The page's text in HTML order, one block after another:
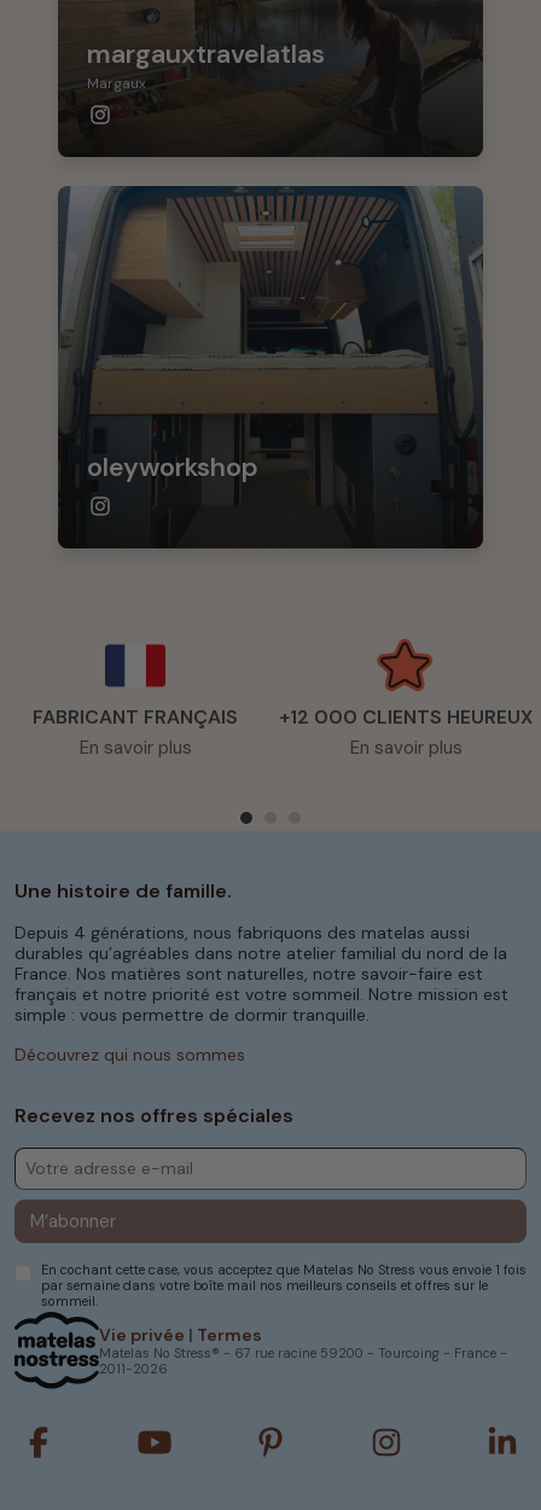
margauxtravelatlas
Margaux
oleyworkshop
FABRICANT FRANÇAIS
En savoir plus
+12 000 CLIENTS HEUREUX
En savoir plus
Vie privée | Termes
Matelas No Stress® - 67 rue racine 59200 - Tourcoing - France -
2011-2026
Une histoire de famille.
Depuis 4 générations, nous fabriquons des matelas aussi
durables qu’agréables dans notre atelier familial du nord de la
France. Nos matières sont naturelles, notre savoir-faire est
français et notre priorité est votre sommeil. Notre mission est
simple : vous permettre de dormir tranquille.
Découvrez qui nous sommes
Recevez nos offres spéciales
M’abonner
En cochant cette case, vous acceptez que Matelas No Stress vous envoie 1 fois
par semaine dans votre boîte mail nos meilleurs conseils et offres sur le
sommeil.